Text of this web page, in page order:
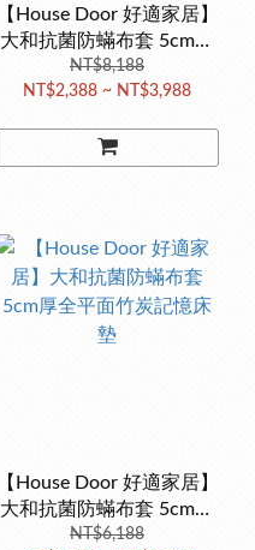
【House Door 好適家居】
大和抗菌防蟎布套 5cm厚
泰國Q彈乳膠床墊
NT$8,188
NT$2,388 ~ NT$3,988
【House Door 好適家居】
大和抗菌防蟎布套 5cm厚
全平面竹炭記憶床墊
NT$6,188